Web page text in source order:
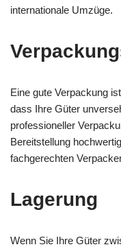
internationale Umzüge.
Eine gute Verpackung
dass Ihre Güter
professioneller
Bereitstellung
fachgerechten
Lagerung
Wenn Sie Ihre Güter